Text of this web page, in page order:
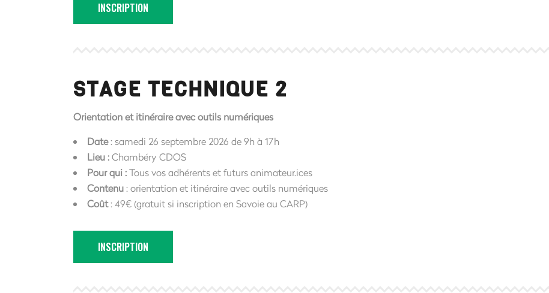
INSCRIPTION
STAGE TECHNIQUE 2
Orientation et itinéraire avec outils numériques
Date: samedi 26 septembre 2026 de 9h à 17h
Lieu :Chambéry CDOS
Pour qui :Tous vos adhérents et futurs animateur.ices
Contenu: orientation et itinéraire avec outils numériques
Coût: 49€ (gratuit si inscription en Savoie au CARP)
INSCRIPTION